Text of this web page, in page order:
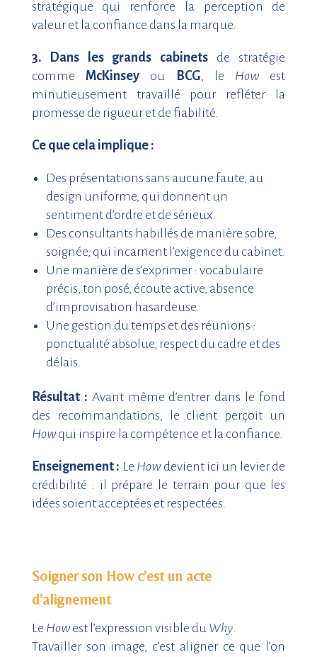
stratégique qui renforce la perception de
valeur et la confiance dans la marque.
3.Dans les grands cabinets de stratégie
commeMcKinsey ou BCG, le Howest
minutieusement travaillé pour refléter la
promesse de rigueur et de fiabilité.
Ce que cela implique :
Des présentations sans aucune faute, au
design uniforme, qui donnent un
sentiment d’ordre et de sérieux.
Des consultants habillés de manière sobre,
soignée, qui incarnent l’exigence du cabinet.
Une manière de s’exprimer : vocabulaire
précis, ton posé, écoute active, absence
d’improvisation hasardeuse.
Une gestion du temps et des réunions :
ponctualité absolue, respect du cadre et des
délais.
Résultat : Avant même d’entrer dans le fond
des recommandations, le client perçoit un
Howqui inspire la compétence et la confiance.
Enseignement : Le Howdevient ici un levier de
crédibilité : il prépare le terrain pour que les
idées soient acceptées et respectées.
Soigner son How c’est un acte
d’alignement
Le Howest l’expression visible du Why.
Travailler son image, c’est aligner ce que l’on